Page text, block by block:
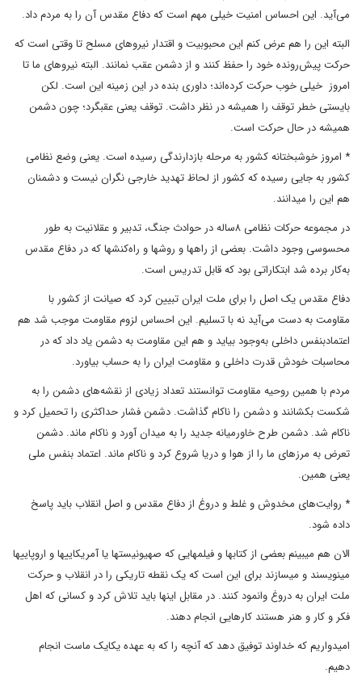
می‌آید. این احساس امنیت خیلی مهم است که دفاع مقدس آن را به مردم داد.
البته این را هم عرض کنم این محبوبیت و اقتدار نیروهای مسلح تا وقتی است که
حرکت پیش‌رونده خود را حفظ کنند و از دشمن عقب نمانند. البته نیروهای ما تا
امروز خیلی خوب حرکت کرده‌اند؛ داوری بنده در این زمینه این است. لکن
بایستی خطر توقف را همیشه در نظر داشت. توقف یعنی عقبگرد؛ چون دشمن
همیشه در حال حرکت است.
* امروز خوشبختانه کشور به مرحله بازدارندگی رسیده است. یعنی وضع نظامی
کشور به جایی رسیده که کشور از لحاظ تهدید خارجی نگران نیست و دشمنان
هم این را میدانند.
در مجموعه حرکات نظامی ۸ساله در حوادث جنگ، تدبیر و عقلانیت به طور
محسوسی وجود داشت. بعضی از راهها و روشها و راه‌کنشها که در دفاع مقدس
به‌کار برده شد ابتکاراتی بود که قابل تدریس است.
دفاع مقدس یک اصل را برای ملت ایران تبیین کرد که صیانت از کشور با
مقاومت به دست می‌آید نه با تسلیم. این احساس لزوم مقاومت موجب شد هم
اعتمادبنفس داخلی به‌وجود بیاید و هم این مقاومت به دشمن یاد داد که در
محاسبات خودش قدرت داخلی و مقاومت ایران را به حساب بیاورد.
مردم با همین روحیه مقاومت توانستند تعداد زیادی از نقشه‌های دشمن را به
شکست بکشانند و دشمن را ناکام گذاشت. دشمن فشار حداکثری را تحمیل کرد و
ناکام شد. دشمن طرح خاورمیانه جدید را به میدان آورد و ناکام ماند. دشمن
تعرض به مرزهای ما را از هوا و دریا شروع کرد و ناکام ماند. اعتماد بنفس ملی
یعنی همین.
* روایت‌های مخدوش و غلط و دروغ از دفاع مقدس و اصل انقلاب باید پاسخ
داده شود.
الان هم میبینم بعضی از کتابها و فیلمهایی که صهیونیستها یا آمریکاییها و اروپاییها
مینویسند و میسازند برای این است که یک نقطه تاریکی را در انقلاب و حرکت
ملت ایران به دروغ وانمود کنند. در مقابل اینها باید تلاش کرد و کسانی که اهل
فکر و کار و هنر هستند کارهایی انجام دهند.
امیدواریم که خداوند توفیق دهد که آنچه را که به عهده یکایک ماست انجام
دهیم.